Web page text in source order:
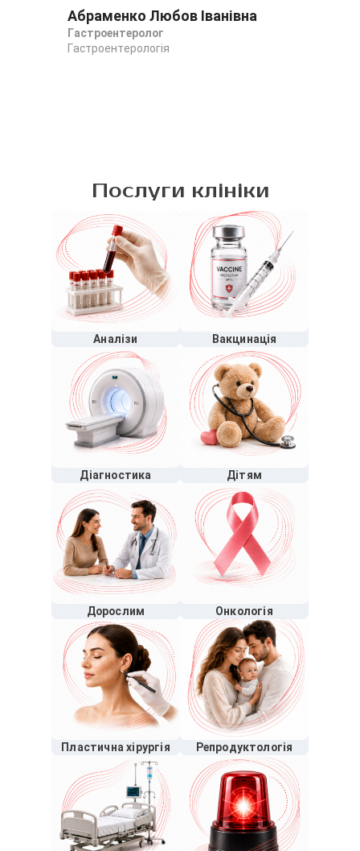
Абраменко Любов Іванівна
Гастроентеролог
Гастроентерологія
Послуги клініки
Аналізи Вакцинація
Діагностика Дітям
Дорослим Онкологія
Пластична хірургія Репродуктологія